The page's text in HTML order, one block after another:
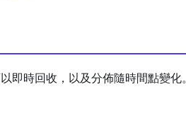
即時回收，以及分佈隨時間點變化。